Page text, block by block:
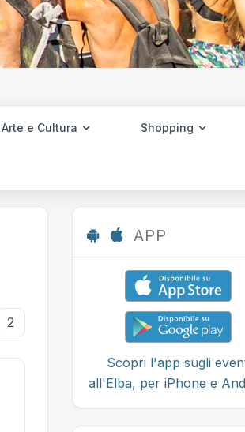
Arte e Cultura Shopping
2
APP
Scopri l'app sugli
all'Elba, per iPhone e